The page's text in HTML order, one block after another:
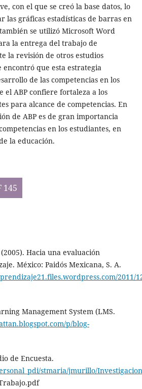
con el que se creó la base datos, lo
las gráficas estadísticas de barras en
se utilizó Microsoft Word
la entrega del trabajo de
la revisión de otros estudios
encontró que esta estrategia
de las competencias en los
el ABP confiere fortaleza a los
para alcance de competencias. En
de ABP es de gran importancia
en los estudiantes, en
la educación.
145
Hacia una evaluación
México: Paidós Mexicana, S. A.
2011/
Management System (LMS.
p/blog-
de Encuesta.
stmaria/jmurillo/